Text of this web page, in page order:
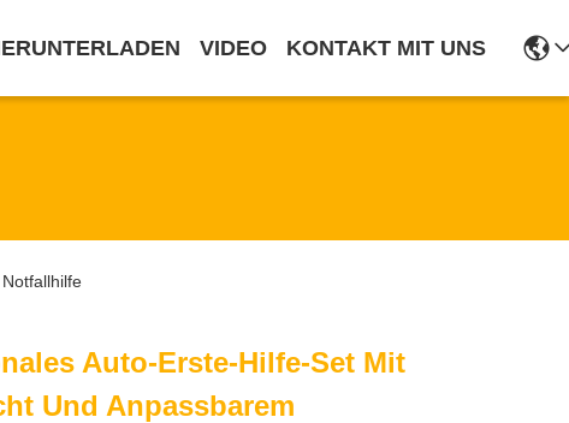
VIDEO KONTAKT MIT UNS
Auto-Erste-Hilfe-Set Mit
Und Anpassbarem